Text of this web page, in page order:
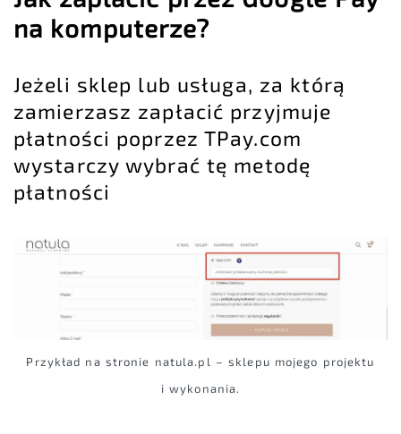
na komputerze?
Jeżeli sklep lub usługa, za którą
zamierzasz zapłacić przyjmuje
płatności poprzez TPay.com
wystarczy wybrać tę metodę
płatności
Przykład na stronie natula.pl – sklepu mojego projektu
i wykonania.